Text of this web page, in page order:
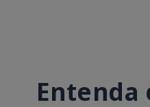
Entenda